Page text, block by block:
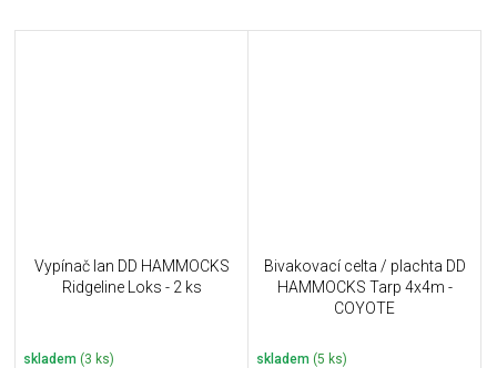
Vypínač lan DD HAMMOCKS
Ridgeline Loks - 2 ks
skladem (3 ks)
Bivakovací celta / plachta DD
HAMMOCKS Tarp 4x4m -
COYOTE
skladem (5 ks)